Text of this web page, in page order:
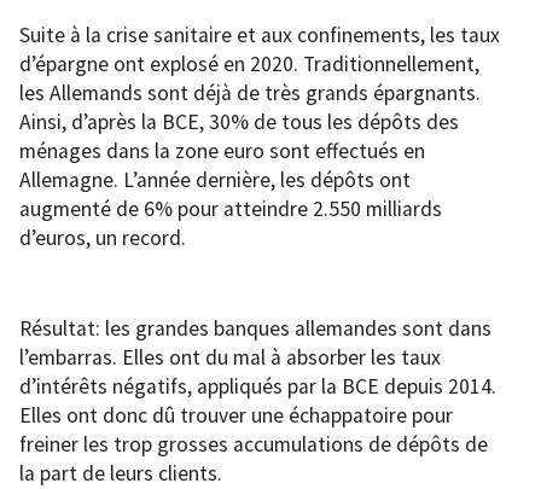
Suite à la crise sanitaire et aux confinements, les taux
d’épargne ont explosé en 2020. Traditionnellement,
les Allemands sont déjà de très grands épargnants.
Ainsi, d’après la BCE, 30% de tous les dépôts des
ménages dans la zone euro sont effectués en
Allemagne. L’année dernière, les dépôts ont
augmenté de 6% pour atteindre 2.550 milliards
d’euros, un record.
Résultat: les grandes banques allemandes sont dans
l’embarras. Elles ont du mal à absorber les taux
d’intérêts négatifs, appliqués par la BCE depuis 2014.
Elles ont donc dû trouver une échappatoire pour
freiner les trop grosses accumulations de dépôts de
la part de leurs clients.